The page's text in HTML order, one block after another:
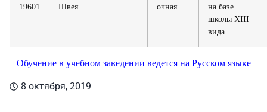
19601 Швея очная
на базе
школы XIII
вида
Обучение в учебном заведении ведется на Русском языке
8 октября, 2019